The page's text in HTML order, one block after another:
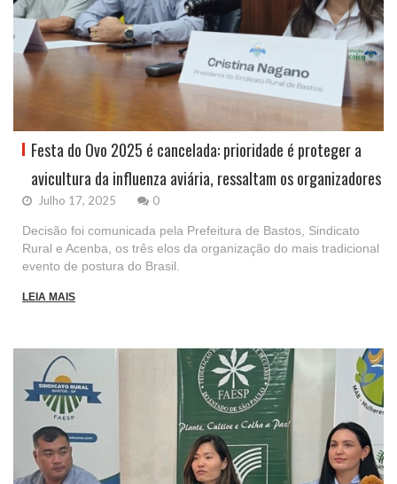
Festa do Ovo 2025 é cancelada: prioridade é proteger a
avicultura da influenza aviária, ressaltam os organizadores
Julho 17, 2025 0
Decisão foi comunicada pela Prefeitura de Bastos, Sindicato
Rural e Acenba, os três elos da organização do mais tradicional
evento de postura do Brasil.
LEIA MAIS